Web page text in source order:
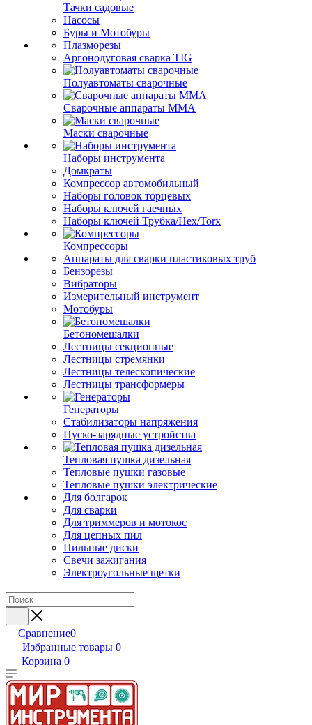
Тачки садовые
Насосы
Буры и Мотобуры
Плазморезы
Аргонодуговая сварка TIG
Полуавтоматы сварочные
Сварочные аппараты ММА
Маски сварочные
Наборы инструмента
Домкраты
Компрессор автомобильный
Наборы головок торцевых
Наборы ключей гаечных
Наборы ключей Трубка/Hex/Torx
Компрессоры
Аппараты для сварки пластиковых труб
Бензорезы
Вибраторы
Измерительный инструмент
Мотобуры
Бетономешалки
Лестницы секционные
Лестницы стремянки
Лестницы телескопические
Лестницы трансформеры
Генераторы
Стабилизаторы напряжения
Пуско-зарядные устройства
Тепловая пушка дизельная
Тепловые пушки газовые
Тепловые пушки электрические
Для болгарок
Для сварки
Для триммеров и мотокос
Для цепных пил
Пильные диски
Свечи зажигания
Электроугольные щетки
Сравнение0
Избранные товары 0
Корзина 0